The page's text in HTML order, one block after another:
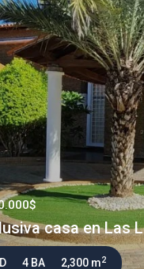
casa en Las
4 BA 2,300 m2